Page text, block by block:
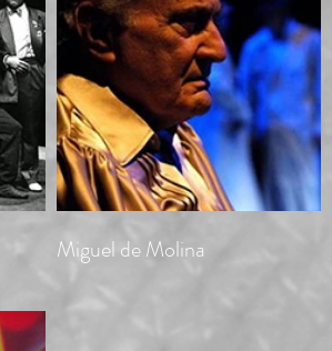
Miguel de Molina